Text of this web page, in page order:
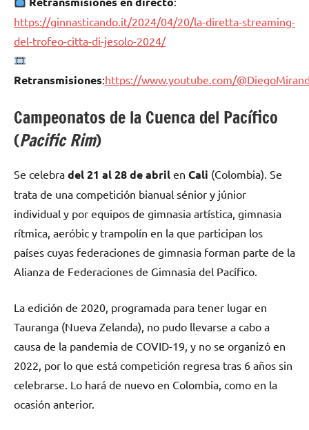
https://ginnasticando.it/2024/04/20/la-diretta-streaming-
del-trofeo-citta-di-jesolo-2024/
Retransmisiones:https://www.youtube.com/
Campeonatos de la Cuenca del Pacífico
(Pacific Rim)
Se celebra del 21 al 28 de abril en Cali (Colombia). Se
trata de una competición bianual sénior y júnior
individual y por equipos de gimnasia artística, gimnasia
rítmica, aeróbic y trampolín en la que participan los
países cuyas federaciones de gimnasia forman parte de la
Alianza de Federaciones de Gimnasia del Pacífico.
La edición de 2020, programada para tener lugar en
Tauranga (Nueva Zelanda), no pudo llevarse a cabo a
causa de la pandemia de COVID-19, y no se organizó en
2022, por lo que está competición regresa tras 6 años sin
celebrarse. Lo hará de nuevo en Colombia, como en la
ocasión anterior.